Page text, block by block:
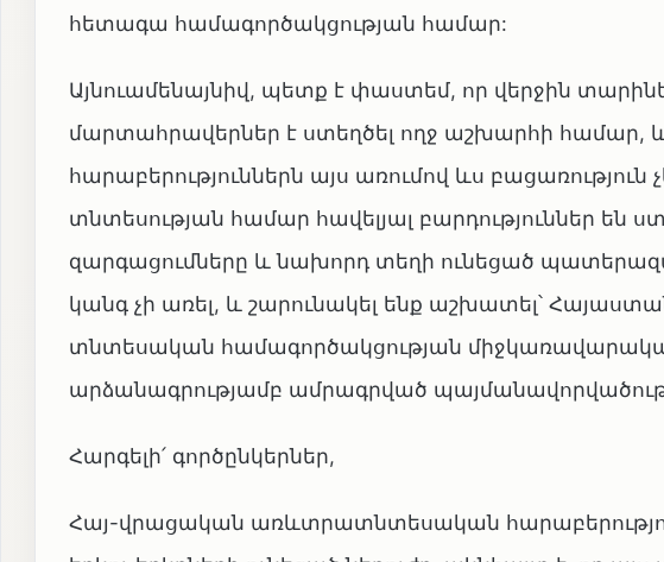
հետագա համագործակցության համար:
Այնուամենայնիվ, պետք է փաստեմ, որ վերջին
մարտահրավերներ է ստեղծել ողջ աշխարհի
հարաբերություններն այս առումով ևս
տնտեսության համար հավելյալ բարդություններ են
զարգացումները և նախորդ տեղի ունեցած
կանգ չի առել, և շարունակել ենք աշխատել՝
տնտեսական համագործակցության
արձանագրությամբ ամրագրված
Հարգելի՛ գործընկերներ,
Հայ-վրացական առևտրատնտեսական